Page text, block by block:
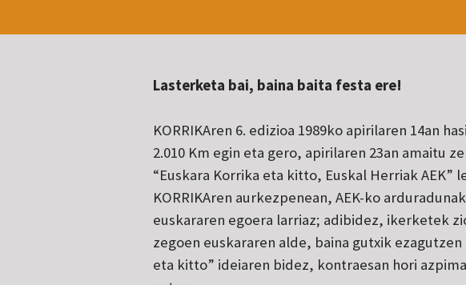
Lasterketa bai, baina baita festa ere!
KORRIKAren 6. edizioa 1989ko apirilaren 14an
2.010 Km egin eta gero, apirilaren 23an amaitu
“Euskara Korrika eta kitto, Euskal Herriak AEK”
KORRIKAren aurkezpenean, AEK-ko
euskararen egoera larriaz; adibidez, ikerketek
zegoen euskararen alde, baina gutxik ezagutzen
eta kitto” ideiaren bidez, kontraesan hori